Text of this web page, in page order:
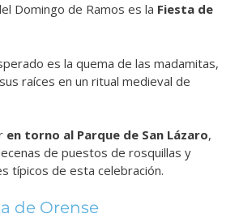
Domingo de Ramos es la Fiesta de
es la quema de las madamitas,
raíces en un ritual medieval de
en torno al Parque de San Lázaro,
de puestos de rosquillas y
típicos de esta celebración.
de Orense